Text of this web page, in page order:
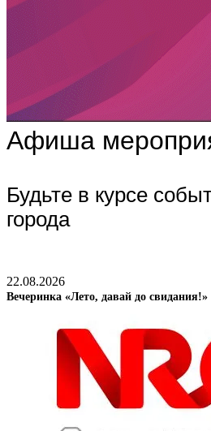
Афиша
Будьте в курсе
города
22.08.2026
Вечеринка «Лето, давай до свидания!»